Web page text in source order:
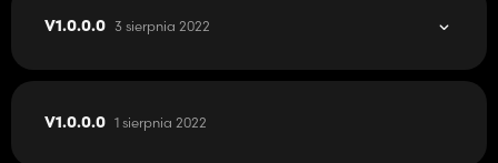
V1.0.0.0 3 sierpnia 2022
V1.0.0.0 1 sierpnia 2022